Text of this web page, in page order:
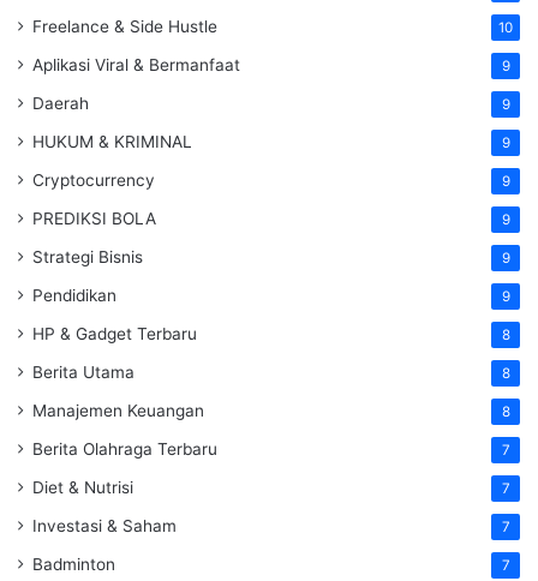
Freelance & Side Hustle 10
Aplikasi Viral & Bermanfaat 9
Daerah 9
HUKUM & KRIMINAL 9
Cryptocurrency 9
PREDIKSI BOLA 9
Strategi Bisnis 9
Pendidikan 9
HP & Gadget Terbaru 8
Berita Utama 8
Manajemen Keuangan 8
Berita Olahraga Terbaru 7
Diet & Nutrisi 7
Investasi & Saham 7
Badminton 7